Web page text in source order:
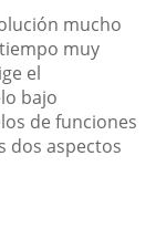
mucho
muy
el
bajo
de funciones
dos aspectos